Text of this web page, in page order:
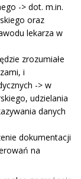
-> dot. m.in.
oraz
lekarza w
zrozumiałe
i
-> w
udzielania
danych
dokumentacji
na